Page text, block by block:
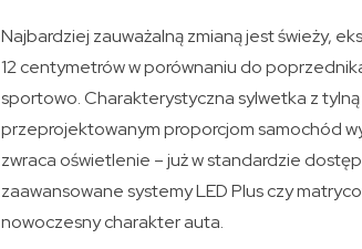
Najbardziej zauważalną zmianą jest świeży,
12 centymetrów w porównaniu do
sportowo. Charakterystyczna sylwetka z
przeprojektowanym proporcjom samochód
zwraca oświetlenie – już w standardzie
zaawansowane systemy LED Plus czy
nowoczesny charakter auta.